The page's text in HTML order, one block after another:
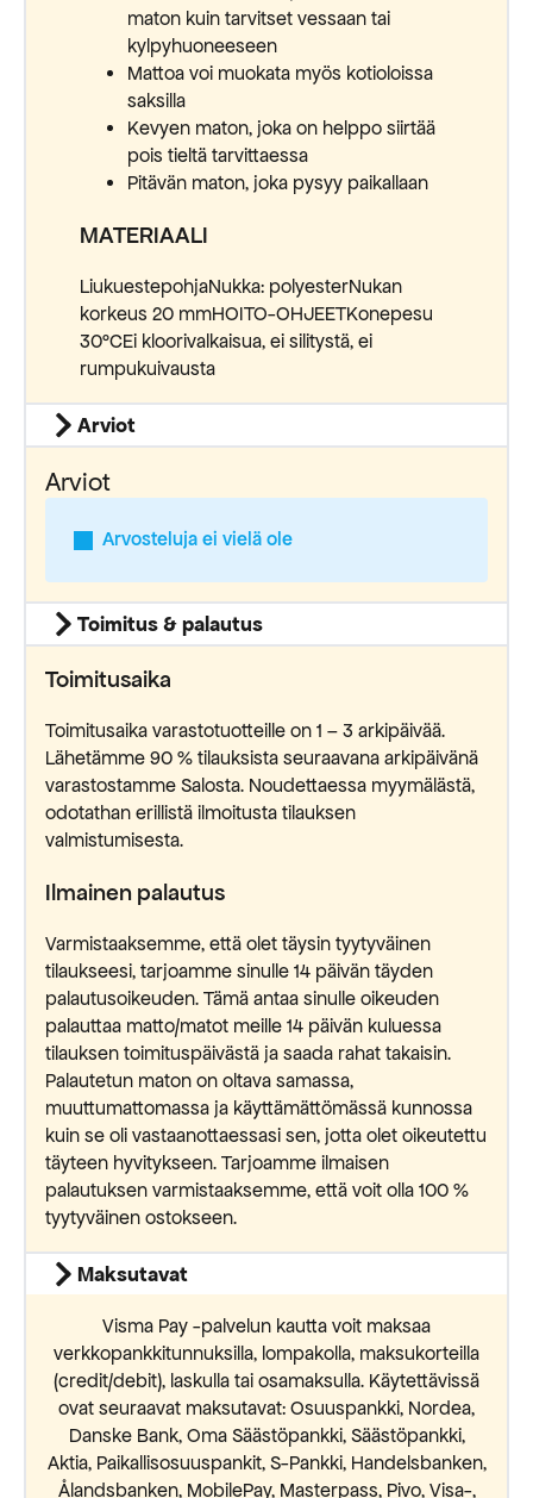
maton kuin tarvitset vessaan tai
kylpyhuoneeseen
Mattoa voi muokata myös kotioloissa
saksilla
Kevyen maton, joka on helppo siirtää
pois tieltä tarvittaessa
Pitävän maton, joka pysyy paikallaan
MATERIAALI
LiukuestepohjaNukka: polyesterNukan
korkeus 20 mmHOITO-OHJEETKonepesu
30°CEi kloorivalkaisua, ei silitystä, ei
rumpukuivausta
Arviot
Arviot
Arvosteluja ei vielä ole
Toimitus & palautus
Toimitusaika
Toimitusaika varastotuotteille on 1 – 3 arkipäivää.
Lähetämme 90 % tilauksista seuraavana arkipäivänä
varastostamme Salosta. Noudettaessa myymälästä,
odotathan erillistä ilmoitusta tilauksen
valmistumisesta.
Ilmainen palautus
Varmistaaksemme, että olet täysin tyytyväinen
tilaukseesi, tarjoamme sinulle 14 päivän täyden
palautusoikeuden. Tämä antaa sinulle oikeuden
palauttaa matto/matot meille 14 päivän kuluessa
tilauksen toimituspäivästä ja saada rahat takaisin.
Palautetun maton on oltava samassa,
muuttumattomassa ja käyttämättömässä kunnossa
kuin se oli vastaanottaessasi sen, jotta olet oikeutettu
täyteen hyvitykseen. Tarjoamme ilmaisen
palautuksen varmistaaksemme, että voit olla 100 %
tyytyväinen ostokseen.
Maksutavat
Visma Pay -palvelun kautta voit maksaa
verkkopankkitunnuksilla, lompakolla, maksukorteilla
(credit/debit), laskulla tai osamaksulla. Käytettävissä
ovat seuraavat maksutavat: Osuuspankki, Nordea,
Danske Bank, Oma Säästöpankki, Säästöpankki,
Aktia, Paikallisosuuspankit, S-Pankki, Handelsbanken,
Ålandsbanken, MobilePay, Masterpass, Pivo, Visa-,